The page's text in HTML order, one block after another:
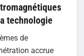
technologie
de
accrue